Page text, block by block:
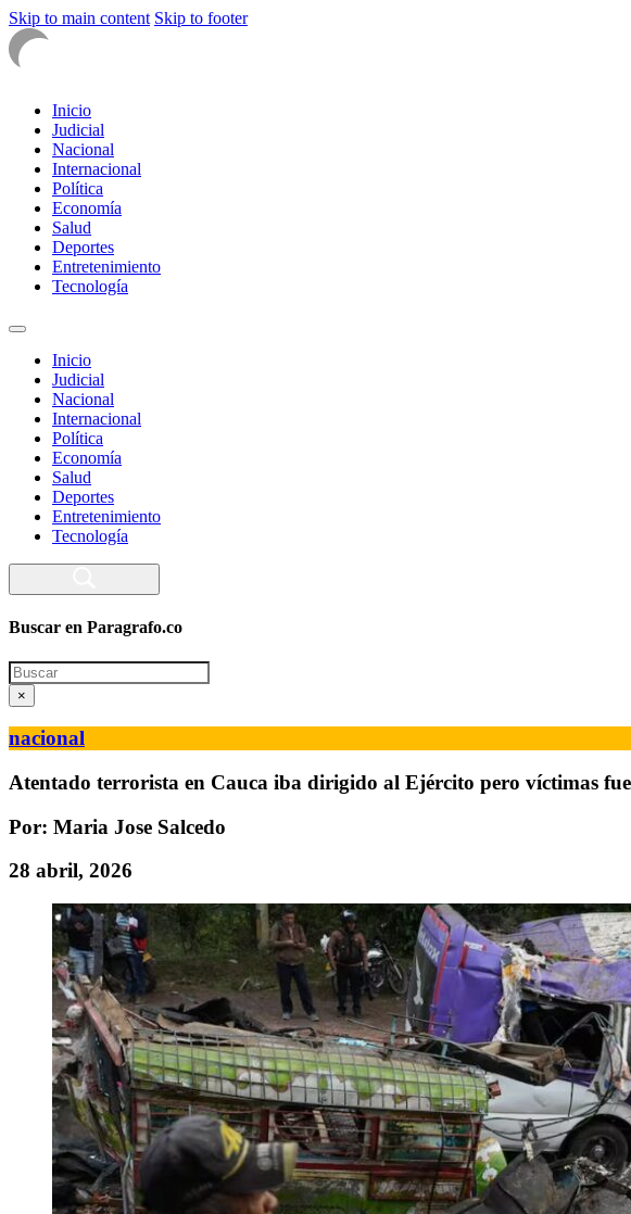
Skip to main content Skip to footer
Inicio
Judicial
Nacional
Internacional
Política
Economía
Salud
Deportes
Entretenimiento
Tecnología
Inicio
Judicial
Nacional
Internacional
Política
Economía
Salud
Deportes
Entretenimiento
Tecnología
Buscar en Paragrafo.co
Search
×
nacional
Atentado terrorista en Cauca iba dirigido al Ejército pero víctimas
Por: Maria Jose Salcedo
28 abril, 2026